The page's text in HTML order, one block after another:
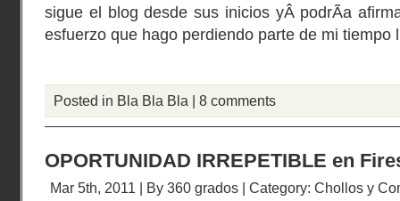
sigue el blog desde sus inicios yÂ podrÃ­a
esfuerzo que hago perdiendo parte de mi
Posted in Bla Bla Bla | 8 comments
OPORTUNIDAD IRREPETIBLE en
Mar 5th, 2011 | By 360 grados | Category: Chollos y